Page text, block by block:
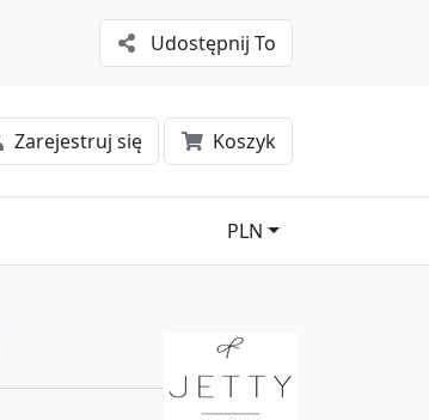
Udostępnij To
Zarejestruj się Koszyk
PLN